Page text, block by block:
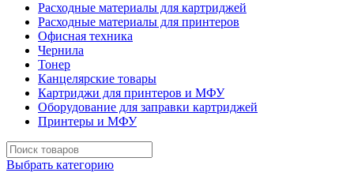
Расходные материалы для картриджей
Расходные материалы для принтеров
Офисная техника
Чернила
Тонер
Канцелярские товары
Картриджи для принтеров и МФУ
Оборудование для заправки картриджей
Принтеры и МФУ
Выбрать категорию